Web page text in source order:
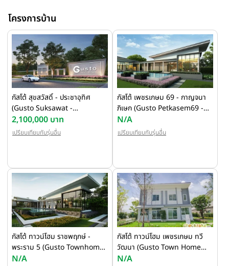
โครงการบ้าน
กัสโต้ สุขสวัสดิ์ - ประชาอุทิศ
(Gusto Suksawat -
Prachautit)
2,100,000 บาท
เปรียบเทียบกับรุ่นอื่น
กัสโต้ เพชรเกษม 69 - กาญจนา
ภิเษก (Gusto Petkasem69 -
Kanjanapisek)
N/A
เปรียบเทียบกับรุ่นอื่น
กัสโต้ ทาวน์โฮม ราชพฤกษ์ -
พระราม 5 (Gusto Townhome
Ratchapruek - Rama 5)
N/A
กัสโต้ ทาวน์โฮม เพชรเกษม ทวี
วัฒนา (Gusto Town Home
Petkasem-Thaweewattana)
N/A